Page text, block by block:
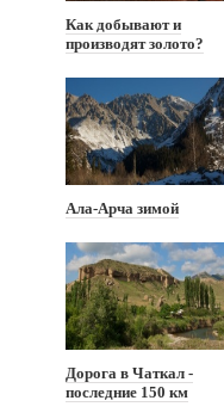
Как добывают и
производят золото?
Ала-Арча зимой
Дорога в Чаткал -
последние 150 км